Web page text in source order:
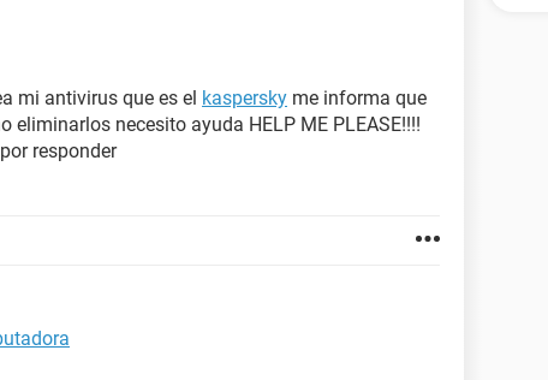
mi antivirus que es el kaspersky me informa que
eliminarlos necesito ayuda HELP ME PLEASE!!!!
responder